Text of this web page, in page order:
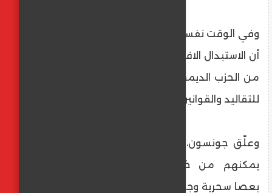
وفي الوقت نفسه، أعرب جونسون عن ثقته في
أن الاستبدال الافتراضي لبايدن، بمرشح رئاسي آخر
من الحزب الديمقراطي الأمريكي سيكون انتهاكا
للتقاليد والقوانين الراسخة في البلاد.
وعلّق جونسون، قائلًا: «لا أعرف الطريقة التي
يمكنهم من خلالها (الديمقراطيين) التلويح
بعصا سحرية وجعل كل هذا يختفي دون انتهاك